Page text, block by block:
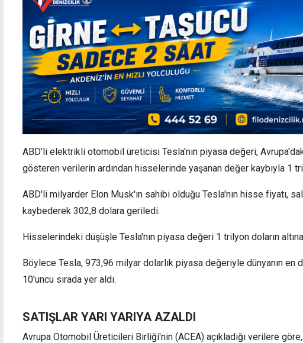
ABD'li elektrikli otomobil üreticisi Tesla'nın piyasa değeri,
gösteren verilerin ardından hisselerinde yaşanan değer kaybıyla 1
ABD'li milyarder Elon Musk'ın sahibi olduğu Tesla'nın hisse fiyatı,
kaybederek 302,8 dolara geriledi.
Hisselerindeki düşüşle Tesla'nın piyasa değeri 1 trilyon doların
Böylece Tesla, 973,96 milyar dolarlık piyasa değeriyle dünyanın en
10'uncu sırada yer aldı.
SATIŞLAR YARI YARIYA AZALDI
Avrupa Otomobil Üreticileri Birliği'nin (ACEA) açıkladığı verilere
Shell, Güney Kıbrıs'taki birimini 720 milyon
dolara satıyor